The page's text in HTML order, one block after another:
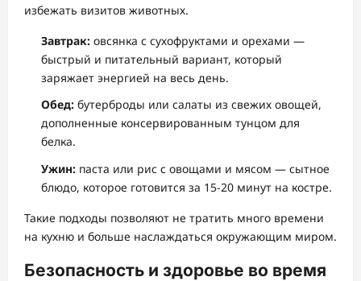
избежать визитов животных.
Завтрак: овсянка с сухофруктами и орехами —
быстрый и питательный вариант, который
заряжает энергией на весь день.
Обед: бутерброды или салаты из свежих овощей,
дополненные консервированным тунцом для
белка.
Ужин: паста или рис с овощами и мясом — сытное
блюдо, которое готовится за 15-20 минут на костре.
Такие подходы позволяют не тратить много времени
на кухню и больше наслаждаться окружающим миром.
Безопасность и здоровье во время